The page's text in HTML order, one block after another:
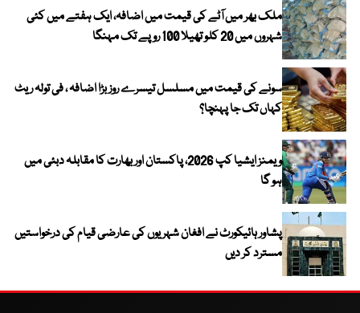
ملک بھر میں آٹے کی قیمت میں اضافہ، ایک ہفتے میں کئی
شہروں میں 20 کلو تھیلا 100 روپے تک مہنگا
سونے کی قیمت میں مسلسل تیسرے روز بڑا اضافہ ، فی تولہ ریٹ
کہاں تک جا پہنچا؟
ویمنز ایشیا کپ 2026، پاکستان اور بھارت کا مقابلہ دبئی میں
ہو گا
پشاور ہائیکورٹ نے افغان شہریوں کی عارضی قیام کی درخواستیں
مسترد کر دیں